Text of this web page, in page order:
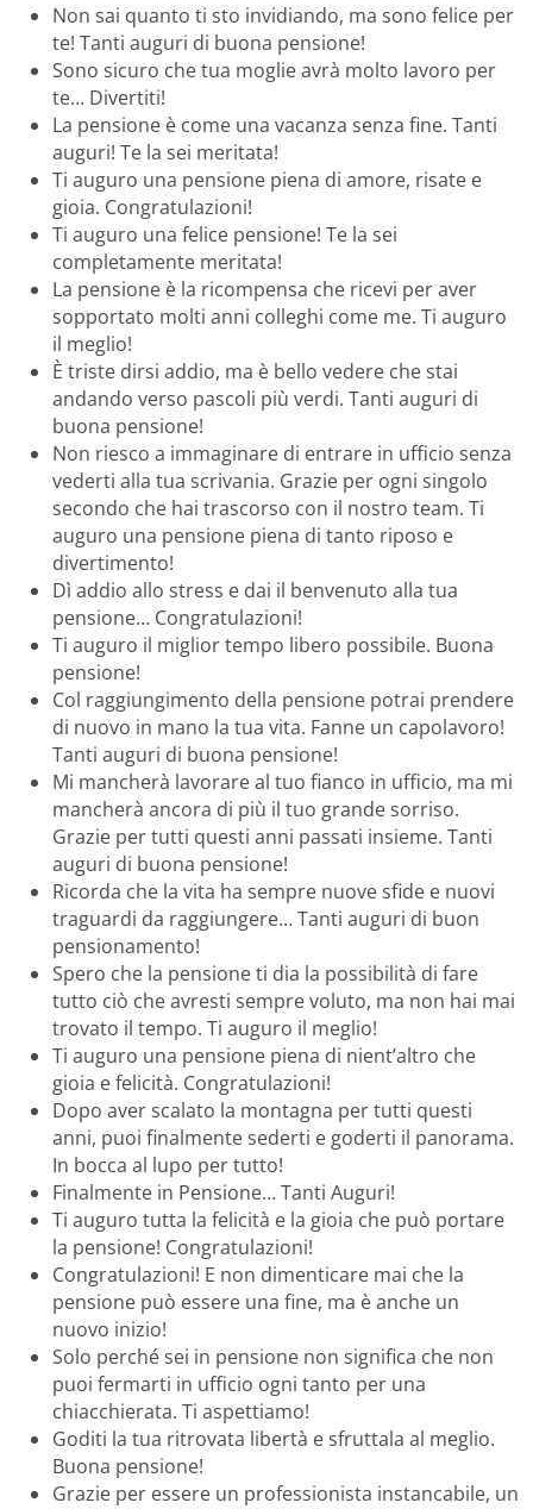
Non sai quanto ti sto invidiando, ma sono felice per
te! Tanti auguri di buona pensione!
Sono sicuro che tua moglie avrà molto lavoro per
te… Divertiti!
La pensione è come una vacanza senza fine. Tanti
auguri! Te la sei meritata!
Ti auguro una pensione piena di amore, risate e
gioia. Congratulazioni!
Ti auguro una felice pensione! Te la sei
completamente meritata!
La pensione è la ricompensa che ricevi per aver
sopportato molti anni colleghi come me. Ti auguro
il meglio!
È triste dirsi addio, ma è bello vedere che stai
andando verso pascoli più verdi. Tanti auguri di
buona pensione!
Non riesco a immaginare di entrare in ufficio senza
vederti alla tua scrivania. Grazie per ogni singolo
secondo che hai trascorso con il nostro team. Ti
auguro una pensione piena di tanto riposo e
divertimento!
Dì addio allo stress e dai il benvenuto alla tua
pensione… Congratulazioni!
Ti auguro il miglior tempo libero possibile. Buona
pensione!
Col raggiungimento della pensione potrai prendere
di nuovo in mano la tua vita. Fanne un capolavoro!
Tanti auguri di buona pensione!
Mi mancherà lavorare al tuo fianco in ufficio, ma mi
mancherà ancora di più il tuo grande sorriso.
Grazie per tutti questi anni passati insieme. Tanti
auguri di buona pensione!
Ricorda che la vita ha sempre nuove sfide e nuovi
traguardi da raggiungere… Tanti auguri di buon
pensionamento!
Spero che la pensione ti dia la possibilità di fare
tutto ciò che avresti sempre voluto, ma non hai mai
trovato il tempo. Ti auguro il meglio!
Ti auguro una pensione piena di nient’altro che
gioia e felicità. Congratulazioni!
Dopo aver scalato la montagna per tutti questi
anni, puoi finalmente sederti e goderti il panorama.
In bocca al lupo per tutto!
Finalmente in Pensione… Tanti Auguri!
Ti auguro tutta la felicità e la gioia che può portare
la pensione! Congratulazioni!
Congratulazioni! E non dimenticare mai che la
pensione può essere una fine, ma è anche un
nuovo inizio!
Solo perché sei in pensione non significa che non
puoi fermarti in ufficio ogni tanto per una
chiacchierata. Ti aspettiamo!
Goditi la tua ritrovata libertà e sfruttala al meglio.
Buona pensione!
Grazie per essere un professionista instancabile, un